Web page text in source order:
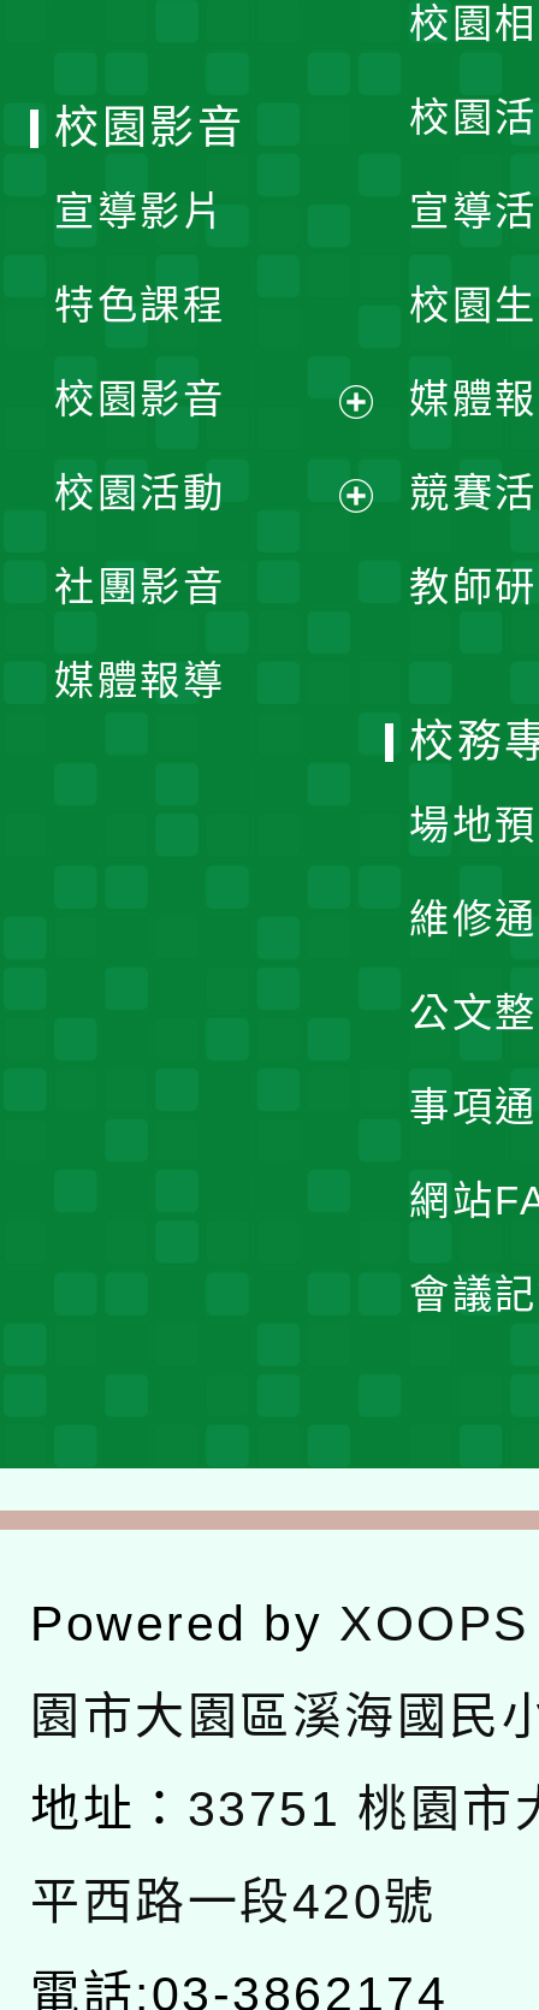
校園
校園
宣導
校園
媒體
競賽
教師
校園影音
宣導影片
特色課程
校園影音
開
校園活動
社團影音
媒體報導
校務
場地
維修
公文
事項
網站
會議
Powered by XOOPS
園市大園區溪海國民
地址： 33751 桃園市
平西路一段420號
電話:03-3862174